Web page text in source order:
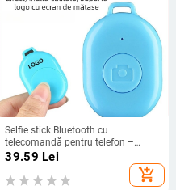
Selfie stick Bluetooth cu
telecomandă pentru telefon –
Brand Qisi, Model Q01, Bluetooth
39.59 Lei
add_shopping_cart